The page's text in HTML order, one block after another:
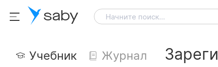
saby Начните поиск...
Учебник
Журнал